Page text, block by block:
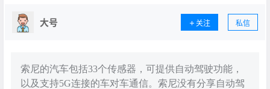
大号 关注 私信
索尼的汽车包括33个传感器，可提供自动驾驶功能，
以及支持5G连接的车对车通信。索尼没有分享自动驾